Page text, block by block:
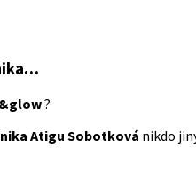
?
Atigu Sobotková nikdo